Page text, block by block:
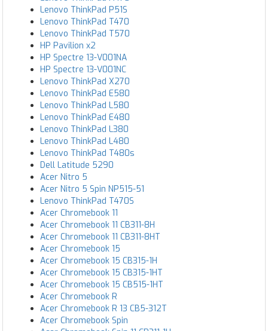
Lenovo ThinkPad P51S
Lenovo ThinkPad T470
Lenovo ThinkPad T570
HP Pavilion x2
HP Spectre 13-V001NA
HP Spectre 13-V001NC
Lenovo ThinkPad X270
Lenovo ThinkPad E580
Lenovo ThinkPad L580
Lenovo ThinkPad E480
Lenovo ThinkPad L380
Lenovo ThinkPad L480
Lenovo ThinkPad T480s
Dell Latitude 5290
Acer Nitro 5
Acer Nitro 5 Spin NP515-51
Lenovo ThinkPad T470S
Acer Chromebook 11
Acer Chromebook 11 CB311-8H
Acer Chromebook 11 CB311-8HT
Acer Chromebook 15
Acer Chromebook 15 CB315-1H
Acer Chromebook 15 CB315-1HT
Acer Chromebook 15 CB515-1HT
Acer Chromebook R
Acer Chromebook R 13 CB5-312T
Acer Chromebook Spin